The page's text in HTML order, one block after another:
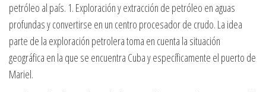
petróleo al país. 1. Exploración y extracción de petróleo en aguas
profundas y convertirse en un centro procesador de crudo. La idea
parte de la exploración petrolera toma en cuenta la situación
geográfica en la que se encuentra Cuba y específicamente el puerto de
Mariel.